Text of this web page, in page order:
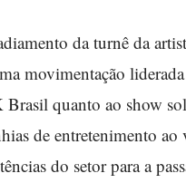
da turnê da
movimentação
quanto ao show
de entretenimento
do setor para a